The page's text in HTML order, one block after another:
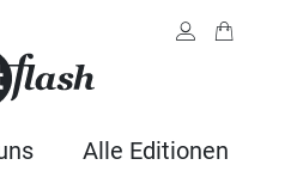
Alle Editionen